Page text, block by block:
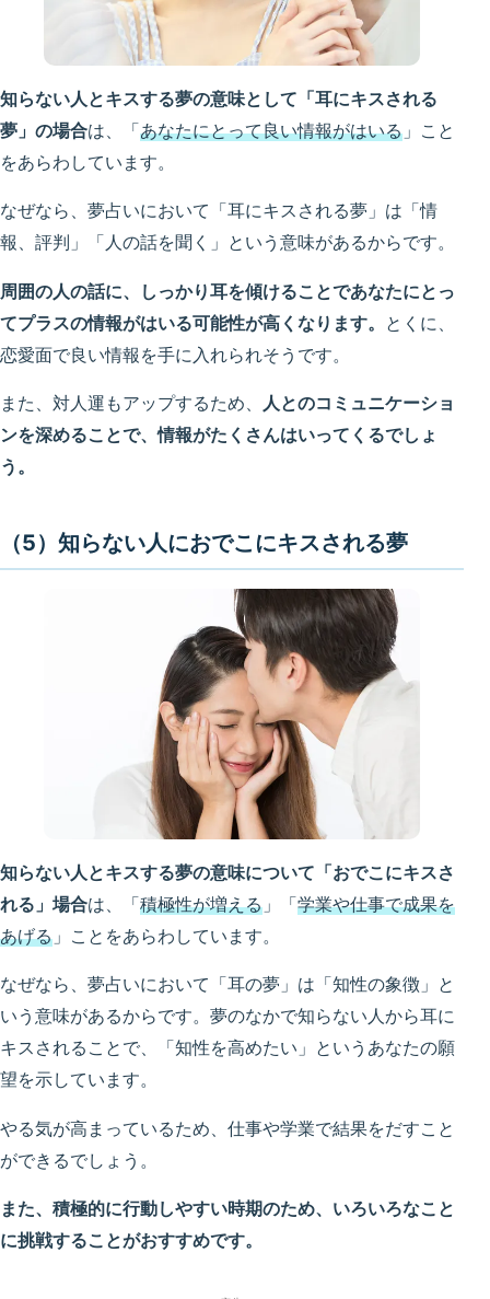
知らない人とキスする夢の意味として「耳にキスされる
夢」の場合は、「あなたにとって良い情報がはいる 」こと
をあらわしています。
なぜなら、夢占いにおいて「耳にキスされる夢」は「情
報、評判」「人の話を聞く」という意味があるからです。
周囲の人の話に、しっかり耳を傾けることであなたにとっ
てプラスの情報がはいる可能性が高くなります。
とくに、
恋愛面で良い情報を手に入れられそうです。
また、対人運もアップするため、
人とのコミュニケーショ
ンを深めることで、情報がたくさんはいってくるでしょ
う。
（5）知らない人におでこにキスされる夢
知らない人とキスする夢の意味について「おでこにキスさ
れる」場合は、「積極性が増える 」「学業や仕事で成果を
あげる 」ことをあらわしています。
なぜなら、夢占いにおいて「耳の夢」は「知性の象徴」と
いう意味があるからです。夢のなかで知らない人から耳に
キスされることで、「知性を高めたい」というあなたの願
望を示しています。
やる気が高まっているため、仕事や学業で結果をだすこと
ができるでしょう。
また、積極的に行動しやすい時期のため、いろいろなこと
に挑戦することがおすすめです。